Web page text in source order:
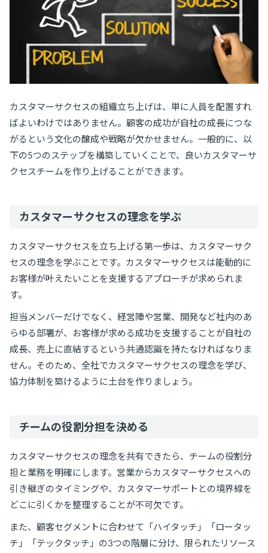
カスタマーサクセスの組織立ち上げは、単に人員を配置すれ
ばよいわけではありません。顧客の成功が自社の成長につな
がるという文化の醸成や戦略が欠かせません。一般的に、以
下の5つのステップを構築していくことで、良いカスタマーサ
クセスチームを作り上げることができます。
カスタマーサクセスの理念を学ぶ
カスタマーサクセスを立ち上げる第一歩は、カスタマーサク
セスの理念を学ぶことです。カスタマーサクセスは能動的に
お客様が叶えたいことを支援するアプローチが求められま
す。
担当メンバーだけでなく、経営陣や営業、開発など社内のあ
らゆる部署が、お客様が求める成功を支援することが自社の
成長、売上に直結するという共通認識を持たなければなりま
せん。そのため、全社でカスタマーサクセスの理念を学び、
協力体制を築けるように土台を作りましょう。
チームの役割分担を決める
カスタマーサクセスの理念を共有できたら、チームの役割分
担と業務を明確にします。営業からカスタマーサクセスへの
引き継ぎのタイミングや、カスタマーサポートとの境界線を
どこに引くかを整理することが不可欠です。
また、顧客セグメントに合わせて「ハイタッチ」「ロータッ
チ」「テックタッチ」の3つの階層に分け、限られたリソース